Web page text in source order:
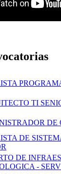
TI
DE
DE
DE
-